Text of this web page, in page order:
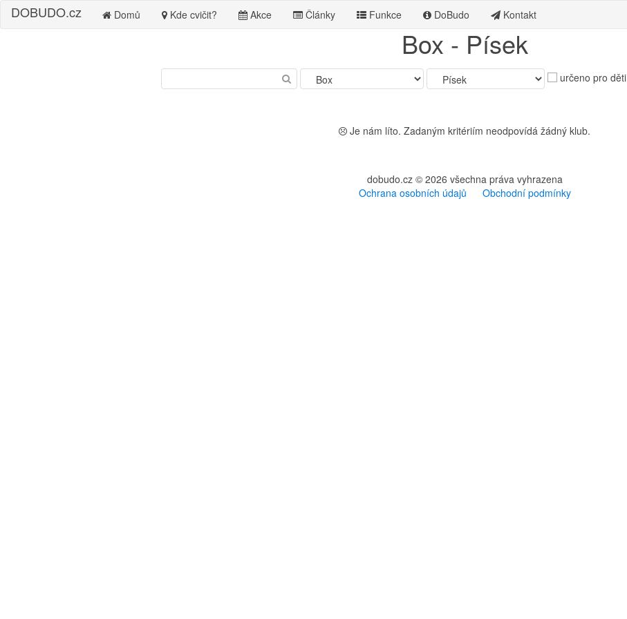
DOBUDO.cz Domů Kde cvičit? Akce Články Funkce DoBudo Kontakt
Box - Písek
určeno pro děti
Je nám líto. Zadaným kritériím neodpovídá žádný klub.
dobudo.cz © 2026 všechna práva vyhrazena
Ochrana osobních údajů
Obchodní podmínky